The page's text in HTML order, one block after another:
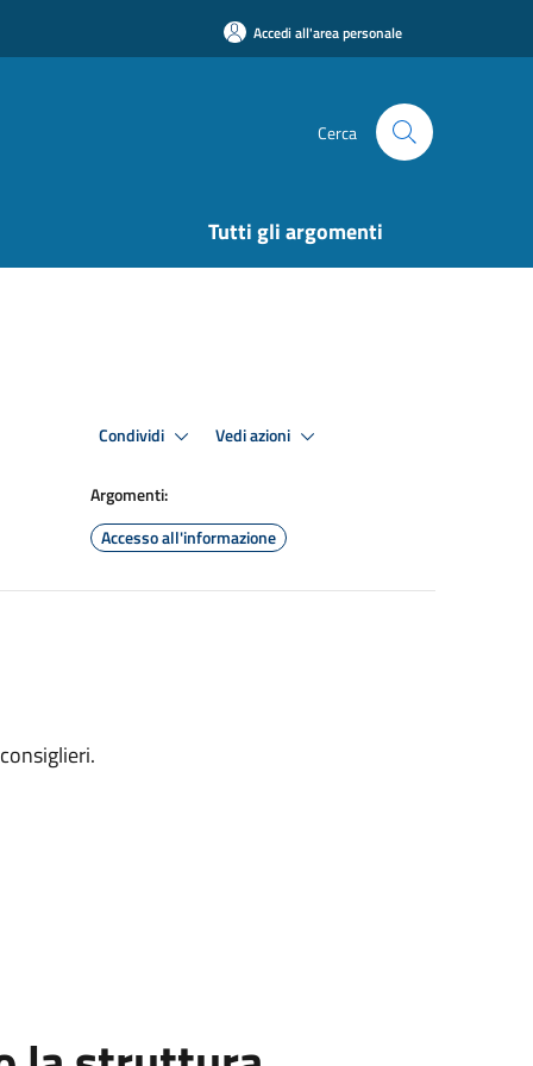
Accedi all'area personale
Cerca
Tutti gli argomenti
Condividi Vedi azioni
Argomenti:
Accesso all'informazione